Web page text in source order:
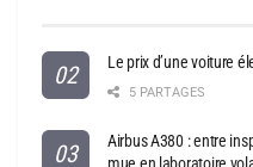
Le prix d’une voiture
5 PARTAGES
Airbus A380 : entre